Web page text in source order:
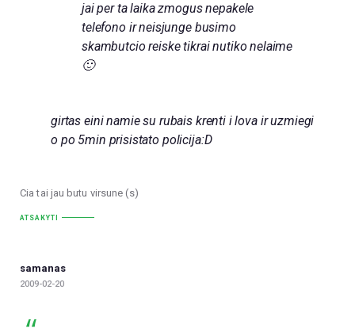
jai per ta laika zmogus nepakele
telefono ir neisjunge busimo
skambutcio reiske tikrai nutiko nelaime
🙂
girtas eini namie su rubais krenti i lova ir uzmiegi
o po 5min prisistato policija:D
Cia tai jau butu virsune (s)
ATSAKYTI
samanas
2009-02-20